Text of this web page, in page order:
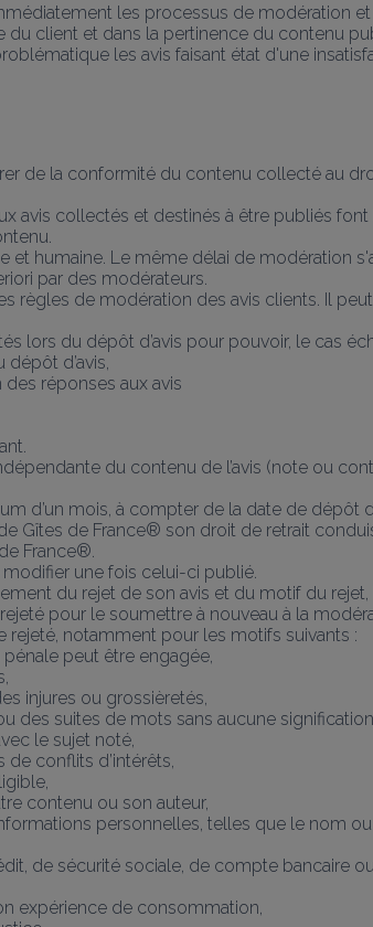
les processus de modération
client et dans la pertinence du contenu
les avis faisant état d'une
de la conformité du contenu collecté au
avis collectés et destinés à être publiés font
humaine. Le même délai de modération
par des modérateurs.
règles de modération des avis clients. Il
lors du dépôt d’avis pour pouvoir, le cas
d’avis,
réponses aux avis
du contenu de l’avis (note ou
d’un mois, à compter de la date de dépôt
Gîtes de France® son droit de retrait
France®.
modifier une fois celui-ci publié.
du rejet de son avis et du motif du
pour le soumettre à nouveau à la
rejeté, notamment pour les motifs suivants :
peut être engagée,
injures ou grossièretés,
des suites de mots sans aucune
le sujet noté,
conflits d’intérêts,
contenu ou son auteur,
personnelles, telles que le nom
de sécurité sociale, de compte bancaire
expérience de consommation,